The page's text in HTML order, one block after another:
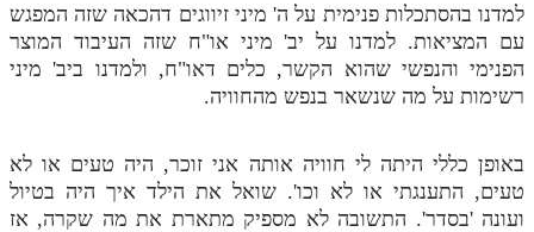
למדנו בהסתכלות פנימית על ה' מיני זיווגים דהכאה שזה המפגש
עם המציאות. למדנו על יב' מיני או"ח שזה העיבוד המוצר
הפנימי והנפשי שהוא הקשר, כלים דאו"ח, ולמדנו ביב' מיני
רשימות על מה שנשאר בנפש מהחוויה.
באופן כללי היתה לי חוויה אותה אני זוכר, היה טעים או לא
טעים, התענגתי או לא וכו'. שואל את הילד איך היה בטיול
ועונה 'בסדר'. התשובה לא מספיק מתארת את מה שקרה, אז